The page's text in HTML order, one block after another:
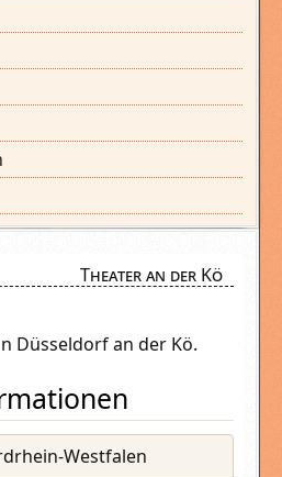
Theater an der Kö
Düsseldorf an der Kö.
Westfalen